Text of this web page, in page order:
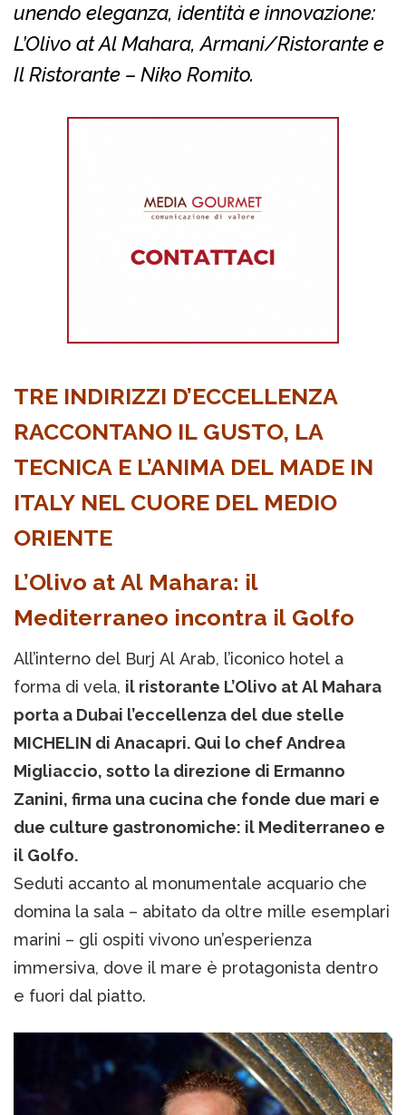
unendo eleganza, identità e innovazione:
L’Olivo at Al Mahara, Armani/Ristorante e
Il Ristorante – Niko Romito.
TRE INDIRIZZI D’ECCELLENZA
RACCONTANO IL GUSTO, LA
TECNICA E L’ANIMA DEL MADE IN
ITALY NEL CUORE DEL MEDIO
ORIENTE
L’Olivo at Al Mahara: il
Mediterraneo incontra il Golfo
All’interno del Burj Al Arab, l’iconico hotel a
forma di vela, il ristorante L’Olivo at Al Mahara
porta a Dubai l’eccellenza del due stelle
MICHELIN di Anacapri. Qui lo chef Andrea
Migliaccio, sotto la direzione di Ermanno
Zanini, firma una cucina che fonde due mari e
due culture gastronomiche: il Mediterraneo e
il Golfo.
Seduti accanto al monumentale acquario che
domina la sala – abitato da oltre mille esemplari
marini – gli ospiti vivono un’esperienza
immersiva, dove il mare è protagonista dentro
e fuori dal piatto.